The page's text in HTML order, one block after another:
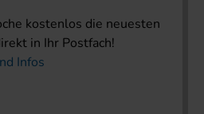
kostenlos die neuesten
in Ihr Postfach!
Infos